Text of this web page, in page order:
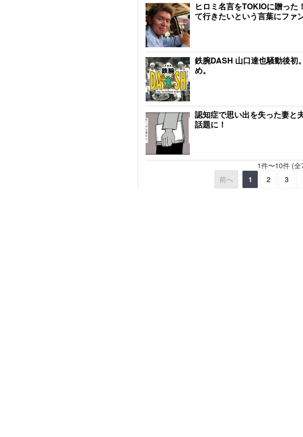
ヒロミ名言をTOKIOに贈っ
て行きたいという言葉にファ
鉄腕DASH 山口達也騒動後
め。
認知症で思い出を失った妻と
話題に！
1件〜10件 (全
前へ
1 2 3